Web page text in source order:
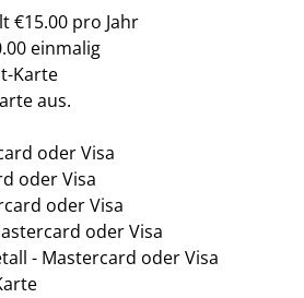
€15.00 pro Jahr
einmalig
Karte
aus.
oder Visa
oder Visa
oder Visa
oder Visa
- Mastercard oder Visa